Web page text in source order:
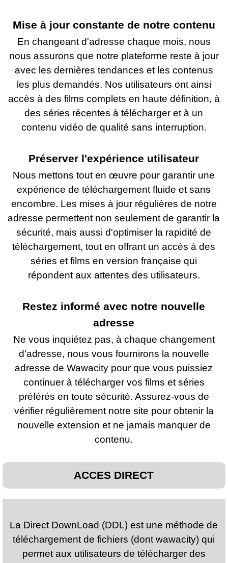
Mise à jour constante de notre contenu
En changeant d'adresse chaque mois, nous
nous assurons que notre plateforme reste à jour
avec les dernières tendances et les contenus
les plus demandés. Nos utilisateurs ont ainsi
accès à des films complets en haute définition, à
des séries récentes à télécharger et à un
contenu vidéo de qualité sans interruption.
Préserver l'expérience utilisateur
Nous mettons tout en œuvre pour garantir une
expérience de téléchargement fluide et sans
encombre. Les mises à jour régulières de notre
adresse permettent non seulement de garantir la
sécurité, mais aussi d'optimiser la rapidité de
téléchargement, tout en offrant un accès à des
séries et films en version française qui
répondent aux attentes des utilisateurs.
Restez informé avec notre nouvelle
adresse
Ne vous inquiétez pas, à chaque changement
d'adresse, nous vous fournirons la nouvelle
adresse deWawacity pour que vous puissiez
continuer à télécharger vos films et séries
préférés en toute sécurité. Assurez-vous de
vérifier régulièrement notre site pour obtenir la
nouvelle extension et ne jamais manquer de
contenu.
ACCES DIRECT
La Direct DownLoad (DDL) est une méthode de
téléchargement de fichiers (dont wawacity) qui
permet aux utilisateurs de télécharger des